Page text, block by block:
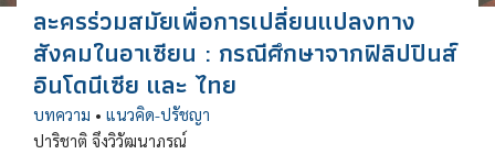
ละครร่วมสมัยเพื่อการเปลี่ยนแปลงทาง
สังคมในอาเซียน : กรณีศึกษาจากฟิลิปปินส์
อินโดนีเซีย และ ไทย
บทความ • แนวคิด-ปรัชญา
ปาริชาติ จึงวิวัฒนาภรณ์